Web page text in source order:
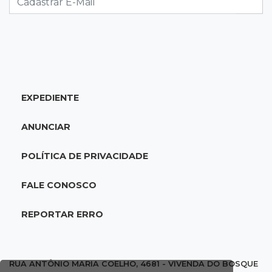
09:45Ideb
afirma secretário de Educação
09:37 Vídeo
Em dia de alerta, temporal destelha 30 casas
trabalho na mesma empresa
EXPEDIENTE
ANUNCIAR
POLÍTICA DE PRIVACIDADE
FALE CONOSCO
REPORTAR ERRO
RUA ANTÔNIO MARIA COELHO, 4681 - VIVENDA DO BOSQUE